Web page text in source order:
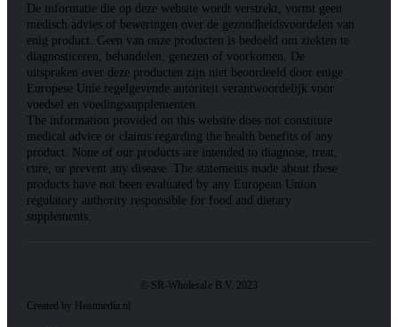
De informatie die op deze website wordt verstrekt, vormt geen
medisch advies of beweringen over de gezondheidsvoordelen van
enig product. Geen van onze producten is bedoeld om ziekten te
diagnosticeren, behandelen, genezen of voorkomen. De
uitspraken over deze producten zijn niet beoordeeld door enige
Europese Unie regelgevende autoriteit verantwoordelijk voor
voedsel en voedingssupplementen.
The information provided on this website does not constitute
medical advice or claims regarding the health benefits of any
product. None of our products are intended to diagnose, treat,
cure, or prevent any disease. The statements made about these
products have not been evaluated by any European Union
regulatory authority responsible for food and dietary
supplements.
© SR-Wholesale B.V. 2023
Created by Heatmedia.nl